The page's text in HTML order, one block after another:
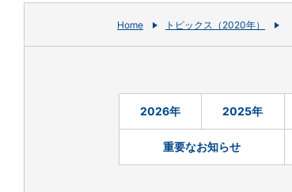
Home トピックス（2020年）
2026年 2025年
重要なお知らせ